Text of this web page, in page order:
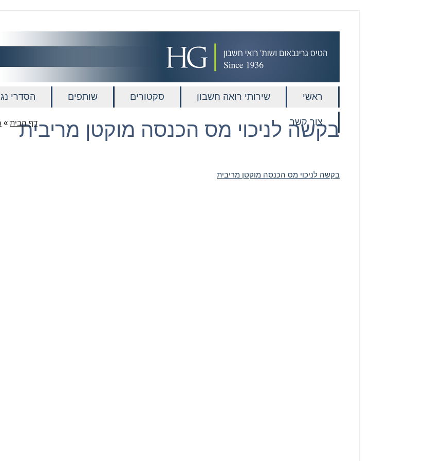
ראשי שירותי רואה חשבון סקטורים שותפים הסדרי
צור קשר
בקשה לניכוי מס הכנסה מוקטן מריבית
דף הבית »
בקשה לניכוי מס הכנסה מוקטן מריבית